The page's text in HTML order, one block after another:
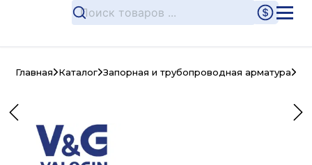
Главная Каталог Запорная и трубопроводная арматура